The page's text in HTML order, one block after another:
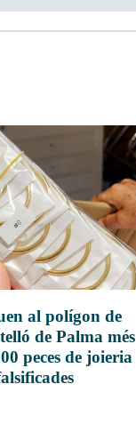
al polígon de
de Palma més
peces de joieria